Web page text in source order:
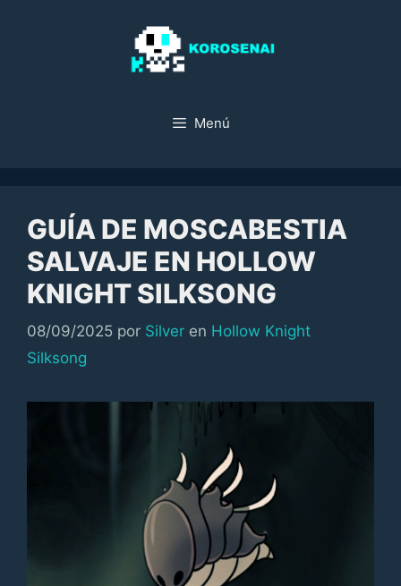
Menú
GUÍA DE MOSCABESTIA
SALVAJE EN HOLLOW
KNIGHT SILKSONG
08/09/2025 por Silver en Categorías
Hollow Knight
Silksong